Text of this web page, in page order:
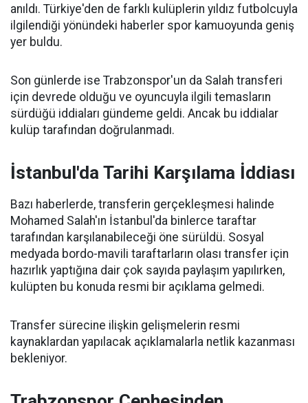
anıldı. Türkiye'den de farklı kulüplerin yıldız futbolcuyla
ilgilendiği yönündeki haberler spor kamuoyunda geniş
yer buldu.
Son günlerde ise Trabzonspor'un da Salah transferi
için devrede olduğu ve oyuncuyla ilgili temasların
sürdüğü iddiaları gündeme geldi. Ancak bu iddialar
kulüp tarafından doğrulanmadı.
İstanbul'da Tarihi Karşılama İddiası
Bazı haberlerde, transferin gerçekleşmesi halinde
Mohamed Salah'ın İstanbul'da binlerce taraftar
tarafından karşılanabileceği öne sürüldü. Sosyal
medyada bordo-mavili taraftarların olası transfer için
hazırlık yaptığına dair çok sayıda paylaşım yapılırken,
kulüpten bu konuda resmi bir açıklama gelmedi.
Transfer sürecine ilişkin gelişmelerin resmi
kaynaklardan yapılacak açıklamalarla netlik kazanması
bekleniyor.